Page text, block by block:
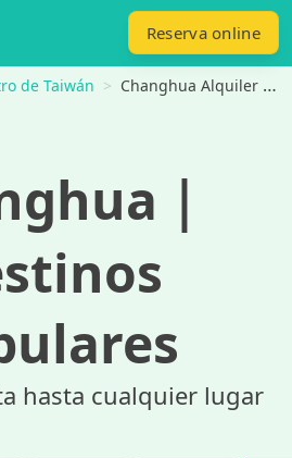
Reserva online
de Taiwán Changhua Alquiler de vehículos
｜
hasta cualquier lugar